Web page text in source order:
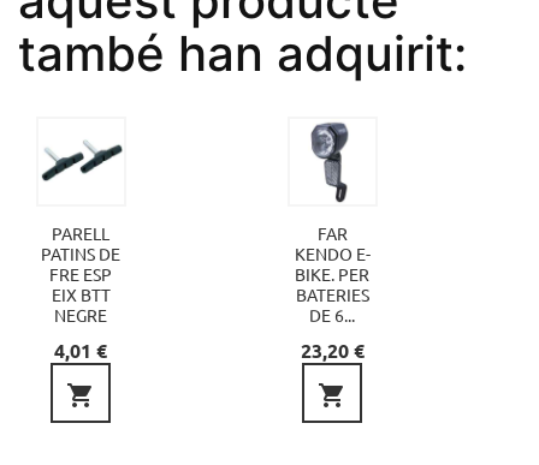
també han adquirit:
PARELL
PATINS DE
FRE ESP
EIX BTT
NEGRE
Preu
4,01 €

FAR
KENDO E-
BIKE. PER
BATERIES
DE 6...
Preu
23,20 €
